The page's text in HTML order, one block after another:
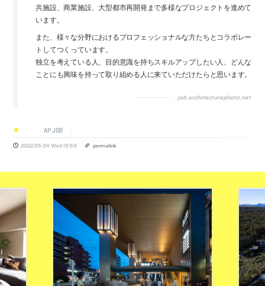
共施設、商業施設、大型都市再開発まで多様なプロジェクトを進めて
います。
また、様々な分野におけるプロフェッショナルな方たちとコラボレー
トしてつくっています。
独立を考えている人、目的意識を持ちスキルアップしたい人、どんな
ことにも興味を持って取り組める人に来ていただけたらと思います。
job.architecturephoto.net
AP JOB
2022.05.04 Wed 19:59 permalink